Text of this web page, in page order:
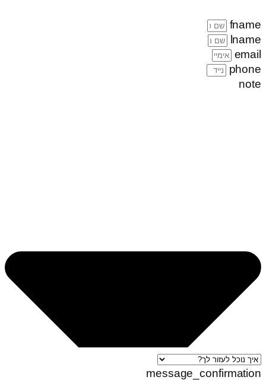
fname
lname
email
phone
note
message_confirmation